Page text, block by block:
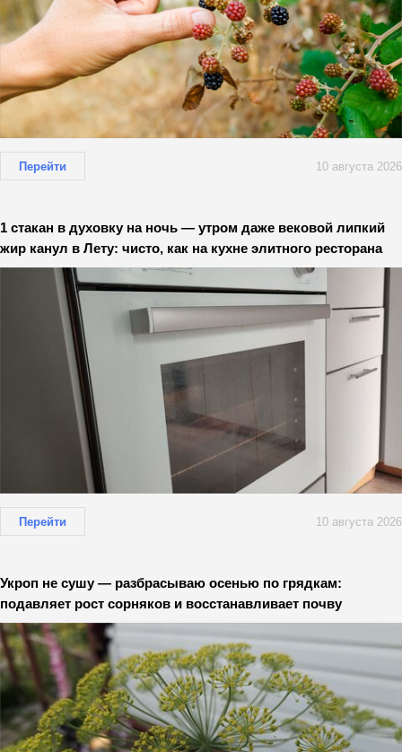
Перейти 10 августа 2026
1 стакан в духовку на ночь — утром даже вековой липкий
жир канул в Лету: чисто, как на кухне элитного ресторана
Перейти 10 августа 2026
Укроп не сушу — разбрасываю осенью по грядкам:
подавляет рост сорняков и восстанавливает почву